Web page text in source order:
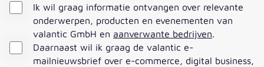
Ik wil graag informatie ontvangen over relevante
onderwerpen, producten en evenementen van
valantic GmbH en aanverwante bedrijven.
Daarnaast wil ik graag de valantic e-
mailnieuwsbrief over e-commerce, digital business,